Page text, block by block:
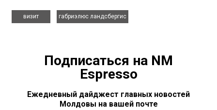
визит
габриэлюс ландсбергис
Подписаться на NM
Espresso
Ежедневный дайджест главных новостей
Молдовы на вашей почте